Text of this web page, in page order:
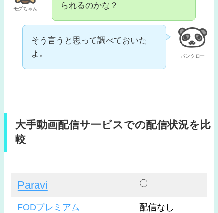
モグちゃん
られるのかな？
パンクロー
そう言うと思って調べておいた
よ。
大手動画配信サービスでの配信状況を比
較
Paravi 〇
FODプレミアム 配信なし